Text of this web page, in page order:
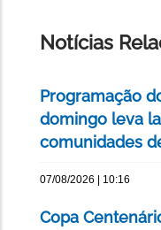
Notícias
Programação
domingo leva
comunidades
07/08/2026 | 10:16
Copa